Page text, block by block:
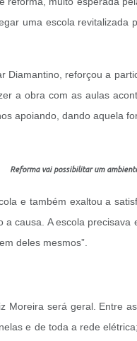
uma escola revitalizada
Diamantino, reforçou a
a obra com as aulas
apoiando, dando aquela
Reforma vai possibilitar um
e também exaltou a
causa. A escola
deles mesmos”.
Moreira será geral. Entre
e de toda a rede